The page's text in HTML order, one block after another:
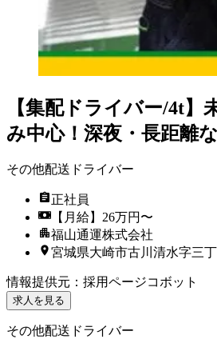
【集配ドライバー/4t
み中心！深夜・長距離
その他配送ドライバー
正社員
【月給】26万円〜
福山通運株式会社
宮城県大崎市古川清水字三
情報提供元 ： 採用ページコボット
求人を見る
その他配送ドライバー